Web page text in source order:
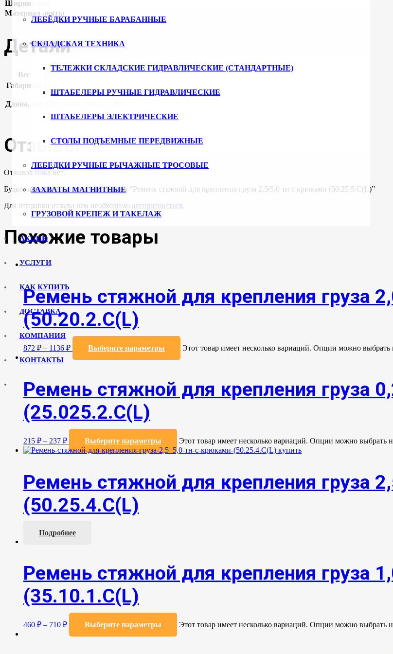
ЛЕБЁДКИ РУЧНЫЕ БАРАБАННЫЕ
СКЛАДСКАЯ ТЕХНИКА
ТЕЛЕЖКИ СКЛАДСКИЕ ГИДРАВЛИЧЕСКИЕ (СТАНДАРТНЫЕ)
ШТАБЕЛЕРЫ РУЧНЫЕ ГИДРАВЛИЧЕСКИЕ
ШТАБЕЛЕРЫ ЭЛЕКТРИЧЕСКИЕ
СТОЛЫ ПОДЪЕМНЫЕ ПЕРЕДВИЖНЫЕ
ЛЕБЕДКИ РУЧНЫЕ РЫЧАЖНЫЕ ТРОСОВЫЕ
ЗАХВАТЫ МАГНИТНЫЕ
ГРУЗОВОЙ КРЕПЕЖ И ТАКЕЛАЖ
АКЦИИ
УСЛУГИ
КАК КУПИТЬ
ДОСТАВКА
КОМПАНИЯ
КОНТАКТЫ
Ширина ленты (мм)
Материал ленты
Детали
Вес
Габариты
Длина, мм
Отзывы
Отзывов пока нет.
Будьте первым, кто оставил отзыв на “Ремень стяжной для крепления груза 2,5/5,0 тн с крюками (50.25.5.C(L)”
Для отправки отзыва вам необходимо авторизоваться.
Похожие товары
Ремень стяжной для крепления груза
(50.20.2.C(L)
872 ₽ – 1136 ₽ Выберите параметры Этот товар имеет несколько вариаций. Опции можно выбрать
Ремень стяжной для крепления груза
(25.025.2.С(L)
215 ₽ – 237 ₽ Выберите параметры Этот товар имеет несколько вариаций. Опции можно выбрать
Ремень стяжной для крепления груза
(50.25.4.С(L)
Подробнее
Ремень стяжной для крепления груза
(35.10.1.С(L)
460 ₽ – 710 ₽ Выберите параметры Этот товар имеет несколько вариаций. Опции можно выбрать